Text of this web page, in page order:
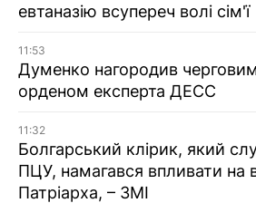
евтаназію всупереч волі сім'ї
11:53
Думенко нагородив
орденом експерта ДЕСС
11:32
Болгарський клірик, який
ПЦУ, намагався впливати на
Патріарха, – ЗМІ